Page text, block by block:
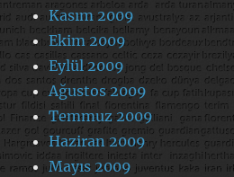
Kasım 2009
Ekim 2009
Eylül 2009
Ağustos 2009
Temmuz 2009
Haziran 2009
Mayıs 2009